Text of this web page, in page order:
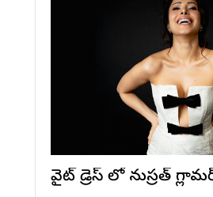
వైట్ డ్రెస్ లో నుస్ర‌త్